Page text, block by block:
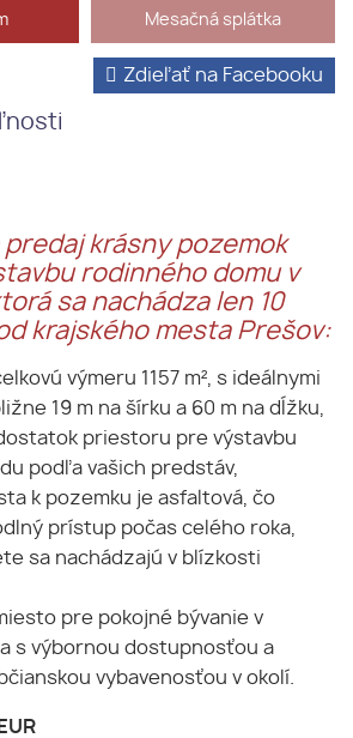
Mesačná splátka
Zdieľať na Facebooku
predaj krásny pozemok
rodinného domu v
sa nachádza len 10
krajského mesta Prešov:
výmeru 1157 m², s ideálnymi
19 m na šírku a 60 m na dĺžku,
priestoru pre výstavbu
podľa vašich predstáv,
k pozemku je asfaltová, čo
prístup počas celého roka,
sa nachádzajú v blízkosti
pre pokojné bývanie v
s výbornou dostupnosťou a
vybavenosťou v okolí.